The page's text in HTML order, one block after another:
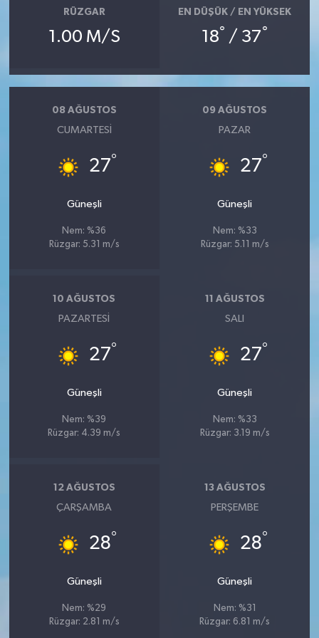
RÜZGAR
1.00 M/S
EN DÜŞÜK / EN YÜKSEK
18° / 37°
08 AĞUSTOS
CUMARTESI
27°
Güneşli
Nem: %36
Rüzgar: 5.31 m/s
09 AĞUSTOS
PAZAR
27°
Güneşli
Nem: %33
Rüzgar: 5.11 m/s
10 AĞUSTOS
PAZARTESI
27°
Güneşli
Nem: %39
Rüzgar: 4.39 m/s
11 AĞUSTOS
SALI
27°
Güneşli
Nem: %33
Rüzgar: 3.19 m/s
12 AĞUSTOS
ÇARŞAMBA
28°
Güneşli
Nem: %29
Rüzgar: 2.81 m/s
13 AĞUSTOS
PERŞEMBE
28°
Güneşli
Nem: %31
Rüzgar: 6.81 m/s